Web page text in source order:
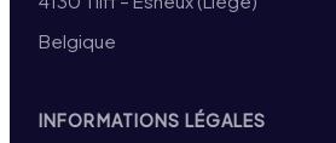
Belgique
INFORMATIONS LÉGALES